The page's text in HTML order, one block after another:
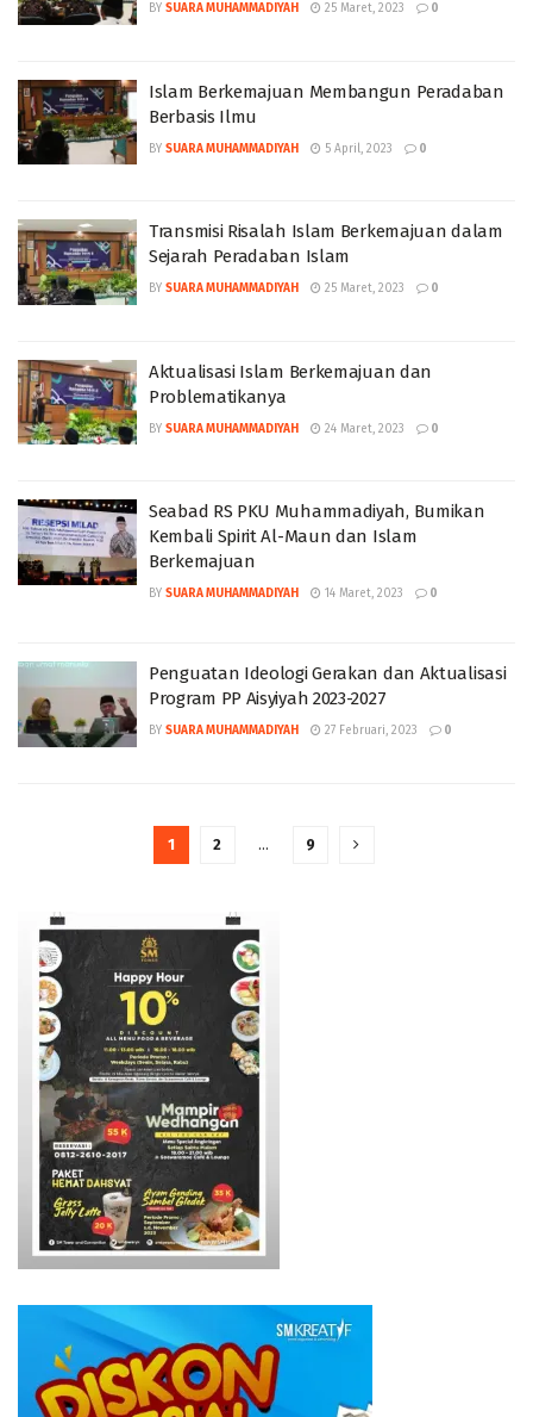
BY SUARA MUHAMMADIYAH 25 Maret, 2023 0
Islam Berkemajuan Membangun Peradaban
Berbasis Ilmu
BY SUARA MUHAMMADIYAH 5 April, 2023 0
Transmisi Risalah Islam Berkemajuan dalam
Sejarah Peradaban Islam
BY SUARA MUHAMMADIYAH 25 Maret, 2023 0
Aktualisasi Islam Berkemajuan dan
Problematikanya
BY SUARA MUHAMMADIYAH 24 Maret, 2023 0
Seabad RS PKU Muhammadiyah, Bumikan
Kembali Spirit Al-Maun dan Islam
Berkemajuan
BY SUARA MUHAMMADIYAH 14 Maret, 2023 0
Penguatan Ideologi Gerakan dan Aktualisasi
Program PP Aisyiyah 2023-2027
BY SUARA MUHAMMADIYAH 27 Februari, 2023 0
1 2 … 9